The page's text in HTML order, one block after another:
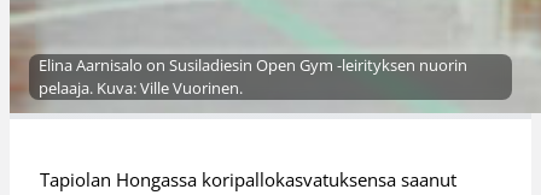
Elina Aarnisalo on Susiladiesin Open Gym -leirityksen nuorin
pelaaja. Kuva: Ville Vuorinen.
Tapiolan Hongassa koripallokasvatuksensa saanut